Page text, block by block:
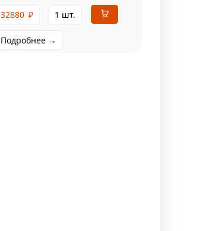
32880 ₽ 1 шт.
Подробнее →